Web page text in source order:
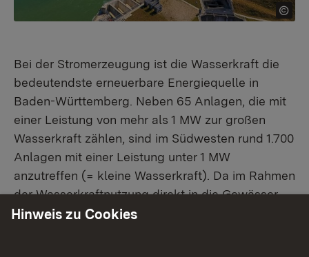
Bei der Stromerzeugung ist die Wasserkraft die
bedeutendste erneuerbare Energiequelle in
Baden-Württemberg. Neben 65 Anlagen, die mit
einer Leistung von mehr als 1 MW zur großen
Wasserkraft zählen, sind im Südwesten rund 1.700
Anlagen mit einer Leistung unter 1 MW
anzutreffen (= kleine Wasserkraft). Da im Rahmen
der Wasserkraftnutzung direkt in die Gewässer
eingegriffen wird, können insbesondere bei der
Hinweis zu Cookies